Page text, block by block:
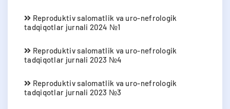
Reproduktiv salomatlik va uro-nefrologik
tadqiqotlar jurnali 2024 №1
Reproduktiv salomatlik va uro-nefrologik
tadqiqotlar jurnali 2023 №4
Reproduktiv salomatlik va uro-nefrologik
tadqiqotlar jurnali 2023 №3